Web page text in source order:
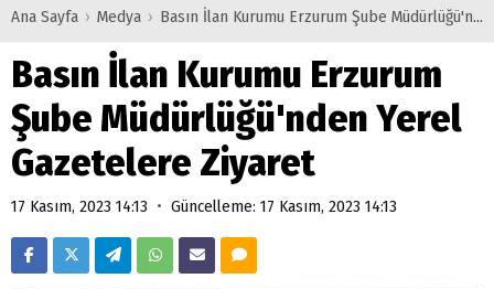
07:53Doğubayazıt’ta Ekmek Fiyatlarına Zam
Doğubayazıt'ta çocukların sırtındaki ağır yük
07:00 DEVLET ve HÜKÜMET
18:29ÇARŞI CADDESİ YAZ BOZ TAHTASI
Ana Sayfa › Medya › Basın İlan Kurumu Erzurum Şube Müdürlüğü'nden Yerel Gazetelere Ziyaret
Basın İlan Kurumu Erzurum
Şube Müdürlüğü'nden Yerel
Gazetelere Ziyaret
17 Kasım, 2023 14:13 • Güncelleme: 17 Kasım, 2023 14:13